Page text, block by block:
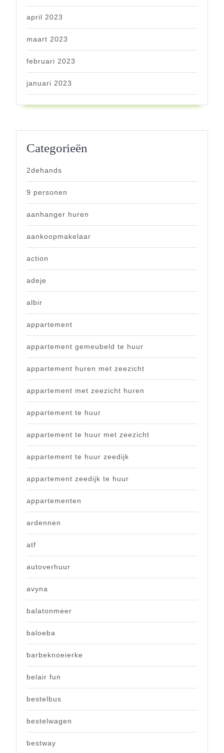
april 2023
maart 2023
februari 2023
januari 2023
Categorieën
2dehands
9 personen
aanhanger huren
aankoopmakelaar
action
adeje
albir
appartement
appartement gemeubeld te huur
appartement huren met zeezicht
appartement met zeezicht huren
appartement te huur
appartement te huur met zeezicht
appartement te huur zeedijk
appartement zeedijk te huur
appartementen
ardennen
atf
autoverhuur
avyna
balatonmeer
baloeba
barbeknoeierke
belair fun
bestelbus
bestelwagen
bestway